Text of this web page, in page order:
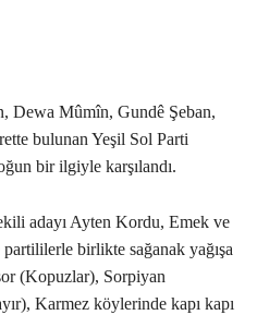
Dewa Mûmîn, Gundê Şeban,
bulunan Yeşil Sol Parti
bir ilgiyle karşılandı.
adayı Ayten Kordu, Emek ve
birlikte sağanak yağışa
(Kopuzlar), Sorpiyan
Karmez köylerinde kapı kapı